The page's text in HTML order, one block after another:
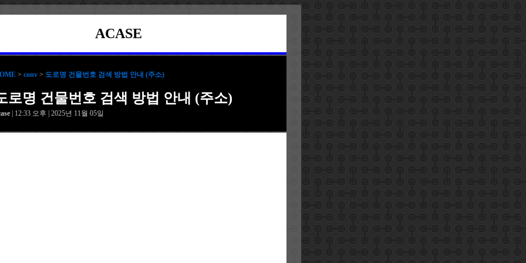
ACASE
> conv > 도로명 건물번호 검색 방법 안내 (주소)
로명 건물번호 검색 방법 안내 (주소)
| 12:33 오후 | 2025년 11월 05일